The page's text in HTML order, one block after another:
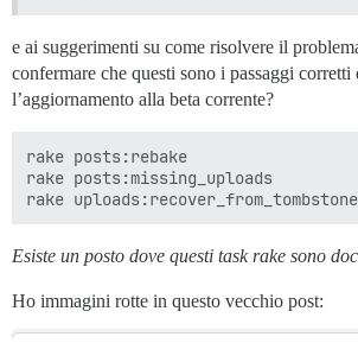
e ai suggerimenti su come risolvere il
confermare che questi sono i passaggi
l’aggiornamento alla beta corrente?
rake posts:rebake
rake posts:missing_uploads
Esiste un posto dove questi task rake sono
Ho immagini rotte in questo vecchio post: